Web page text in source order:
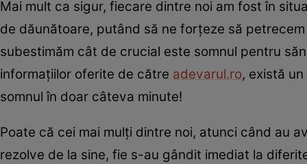
Mai mult ca sigur, fiecare dintre noi am fost în
de dăunătoare, putând să ne forțeze să
subestimăm cât de crucial este somnul pentru
informațiilor oferite de către adevarul.ro, există
somnul în doar câteva minute!
Poate că cei mai mulți dintre noi, atunci când au
rezolve de la sine, fie s-au gândit imediat la